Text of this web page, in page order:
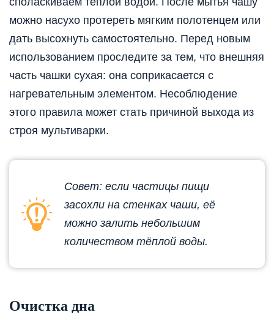
можно насухо протереть мягким полотенцем или
дать высохнуть самостоятельно. Перед новым
использованием проследите за тем, что внешняя
часть чашки сухая: она соприкасается с
нагревательным элементом. Несоблюдение
этого правила может стать причиной выхода из
строя мультиварки.
Совет: если частицы пищи
засохли на стенках чаши, её
можно залить небольшим
количеством тёплой воды.
Очистка дна